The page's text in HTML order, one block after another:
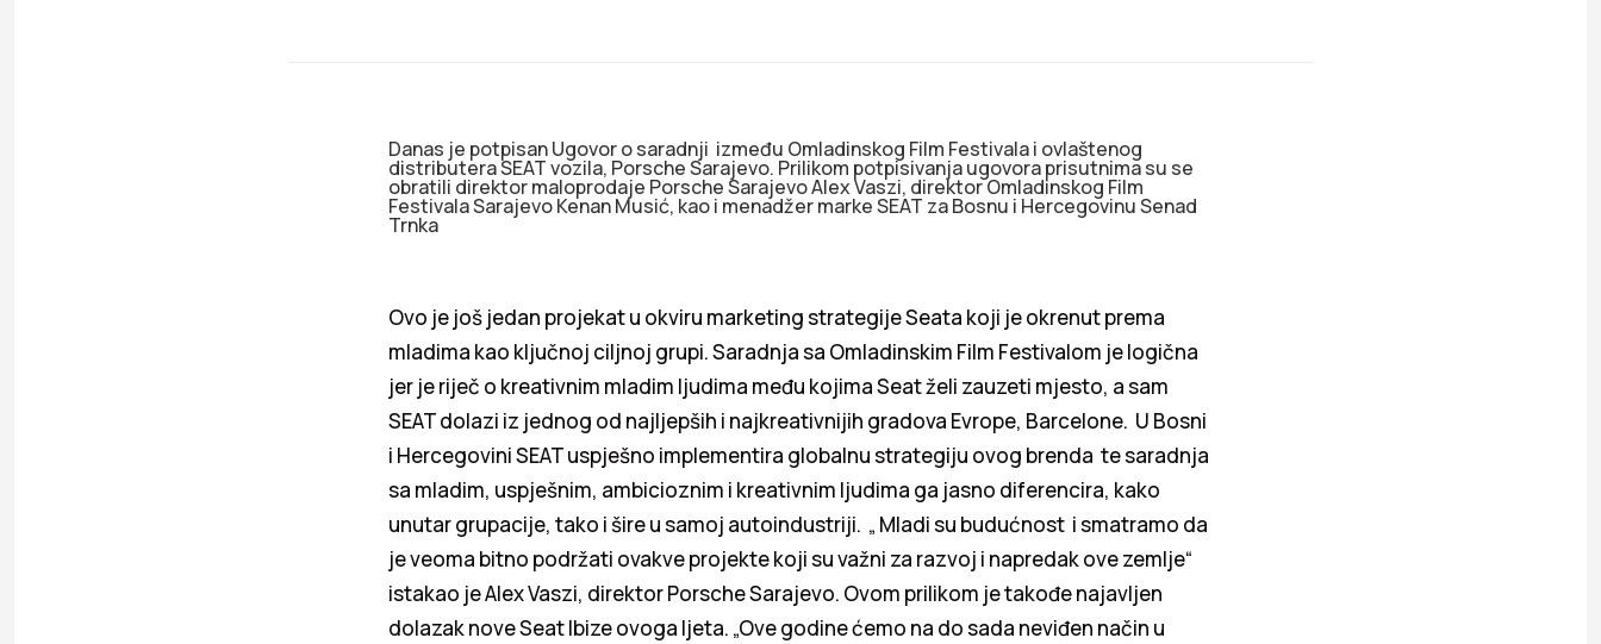
Danas je potpisan Ugovor o saradnji između Omladinskog Film Festivala i ovlaštenog
distributera SEAT vozila, Porsche Sarajevo. Prilikom potpisivanja ugovora prisutnima su se
obratili direktor maloprodaje Porsche Sarajevo Alex Vaszi, direktor Omladinskog Film
Festivala Sarajevo Kenan Musić, kao i menadžer marke SEAT za Bosnu i Hercegovinu Senad
Trnka
Ovo je još jedan projekat u okviru marketing strategije Seata koji je okrenut prema
mladima kao ključnoj ciljnoj grupi. Saradnja sa Omladinskim Film Festivalom je logična
jer je riječ o kreativnim mladim ljudima među kojima Seat želi zauzeti mjesto, a sam
SEAT dolazi iz jednog od najljepših i najkreativnijih gradova Evrope, Barcelone. U Bosni
i Hercegovini SEAT uspješno implementira globalnu strategiju ovog brenda te saradnja
sa mladim, uspješnim, ambicioznim i kreativnim ljudima ga jasno diferencira, kako
unutar grupacije, tako i šire u samoj autoindustriji. „ Mladi su budućnost i smatramo da
je veoma bitno podržati ovakve projekte koji su važni za razvoj i napredak ove zemlje“
istakao je Alex Vaszi, direktor Porsche Sarajevo. Ovom prilikom je takođe najavljen
dolazak nove Seat Ibize ovoga ljeta. „Ove godine ćemo na do sada neviđen način u